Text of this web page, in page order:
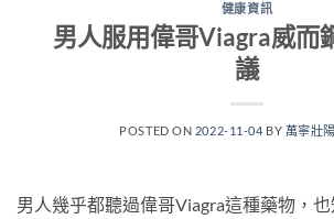
健康資訊
男人服用偉哥Viagra威而
議
POSTED ON 2022-11-04 BY 萬寧壯
男人幾乎都聽過偉哥Viagra這種藥物，也